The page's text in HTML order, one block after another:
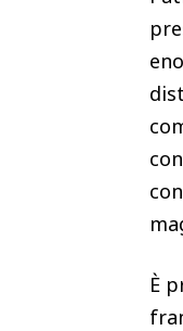
È